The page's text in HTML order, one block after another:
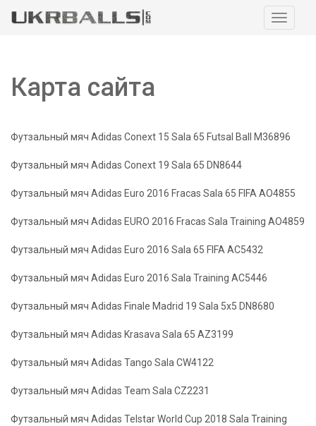
Карта сайта
Футзальный мяч Adidas Conext 15 Sala 65 Futsal Ball M36896
Футзальный мяч Adidas Conext 19 Sala 65 DN8644
Футзальный мяч Adidas Euro 2016 Fracas Sala 65 FIFA AO4855
Футзальный мяч Adidas EURO 2016 Fracas Sala Training AO4859
Футзальный мяч Adidas Euro 2016 Sala 65 FIFA AC5432
Футзальный мяч Adidas Euro 2016 Sala Training AC5446
Футзальный мяч Adidas Finale Madrid 19 Sala 5x5 DN8680
Футзальный мяч Adidas Krasava Sala 65 AZ3199
Футзальный мяч Adidas Tango Sala CW4122
Футзальный мяч Adidas Team Sala CZ2231
Футзальный мяч Adidas Telstar World Cup 2018 Sala Training